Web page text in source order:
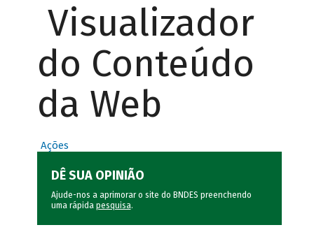
Visualizador
do Conteúdo
da Web
Ações
DÊ SUA OPINIÃO
Ajude-nos a aprimorar o site do BNDES preenchendo
uma rápida pesquisa.